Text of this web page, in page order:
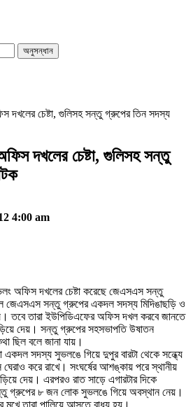
দখলের চেষ্টা, গুলিসহ সন্তু গ্রুপের তিন সদস্য
দখলের চেষ্টা, গুলিসহ সন্তু
4:00 am
অফিস দখলের চেষ্টা করেছে জেএসএস সন্তু
জেএসএস সন্তু গ্রুপের একদল সদস্য মিদিঙাছড়ি ও
তবে তারা ইউপিডিএফের অফিস দখল করবে জানতে
দেয়। সন্তু গ্রুপের সহসভাপতি উষাতন
ছিল বলে জানা যায়।
সদস্য সুভলঙে গিয়ে দুপুর বারটা থেকে সন্ধ্যে
করে রাখে। সংঘর্ষের আশঙ্কায় পরেস্থানীয়
দেয়। এরপরও রাত সাড়ে এগারটার দিকে
গ্রুপের ৮ জন লোক সুভলঙে গিয়ে অবস্থান নেয়।
মুখে তারা পালিয়ে আসতে বাধ্য হয়।